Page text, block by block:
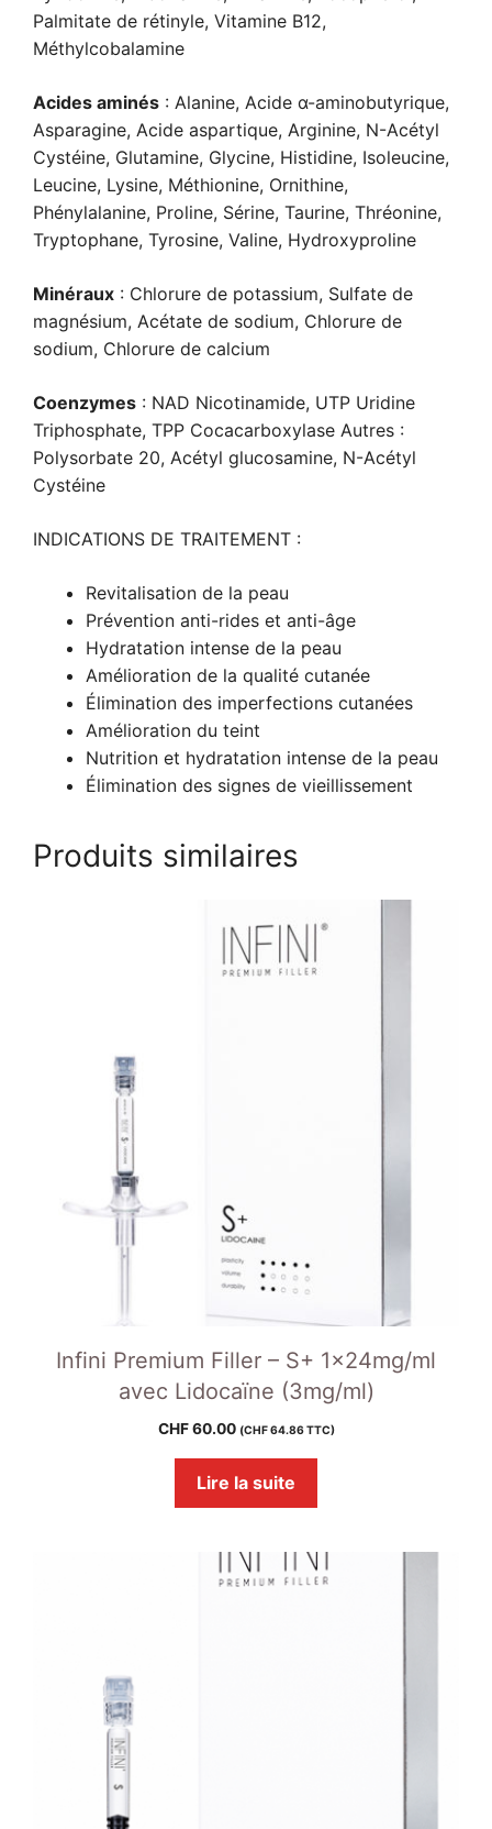
Palmitate de rétinyle, Vitamine B12,
Méthylcobalamine
Acides aminés : Alanine, Acide α-aminobutyrique,
Asparagine, Acide aspartique, Arginine, N-Acétyl
Cystéine, Glutamine, Glycine, Histidine, Isoleucine,
Leucine, Lysine, Méthionine, Ornithine,
Phénylalanine, Proline, Sérine, Taurine, Thréonine,
Tryptophane, Tyrosine, Valine, Hydroxyproline
Minéraux : Chlorure de potassium, Sulfate de
magnésium, Acétate de sodium, Chlorure de
sodium, Chlorure de calcium
Coenzymes : NAD Nicotinamide, UTP Uridine
Triphosphate, TPP Cocacarboxylase Autres :
Polysorbate 20, Acétyl glucosamine, N-Acétyl
Cystéine
INDICATIONS DE TRAITEMENT :
Revitalisation de la peau
Prévention anti-rides et anti-âge
Hydratation intense de la peau
Amélioration de la qualité cutanée
Élimination des imperfections cutanées
Amélioration du teint
Nutrition et hydratation intense de la peau
Élimination des signes de vieillissement
Produits similaires
Infini Premium Filler – S+ 1x24mg/ml
avec Lidocaïne (3mg/ml)
CHF60.00 (CHF64.86TTC)
Lire la suite